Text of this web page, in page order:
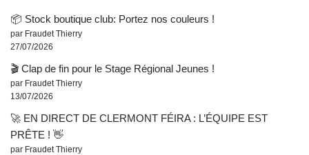
📦 Stock boutique club: Portez nos couleurs !
par Fraudet Thierry
27/07/2026
🎬 Clap de fin pour le Stage Régional Jeunes !
par Fraudet Thierry
13/07/2026
🚀 EN DIRECT DE CLERMONT FÉIRA : L’ÉQUIPE EST
PRÊTE ! 👋
par Fraudet Thierry